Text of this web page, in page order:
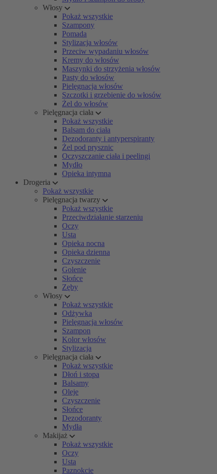
Włosy
Pokaż wszystkie
Szampony
Pomada
Stylizacja włosów
Przeciw wypadaniu włosów
Kremy do włosów
Maszynki do strzyżenia włosów
Pasty do włosów
Pielęgnacja włosów
Szczotki i grzebienie do włosów
Żel do włosów
Pielęgnacja ciała
Pokaż wszystkie
Balsam do ciała
Dezodoranty i antyperspiranty
Żel pod prysznic
Oczyszczanie ciała i peelingi
Mydło
Opieka intymna
Drogeria
Pokaż wszystkie
Pielęgnacja twarzy
Pokaż wszystkie
Przeciwdziałanie starzeniu
Oczy
Usta
Opieka nocna
Opieka dzienna
Czyszczenie
Golenie
Słońce
Zęby
Włosy
Pokaż wszystkie
Odżywka
Pielęgnacja włosów
Szampon
Kolor włosów
Stylizacja
Pielęgnacja ciała
Pokaż wszystkie
Dłoń i stopa
Balsamy
Oleje
Czyszczenie
Słońce
Dezodoranty
Mydła
Makijaż
Pokaż wszystkie
Oczy
Usta
Paznokcie